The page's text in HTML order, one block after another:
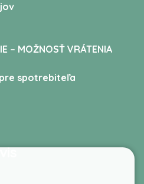
– MOŽNOSŤ VRÁTENIA
spotrebiteľa